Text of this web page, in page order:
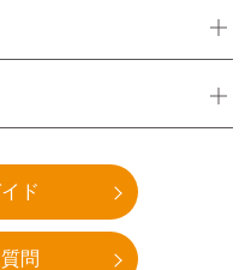
ド
問